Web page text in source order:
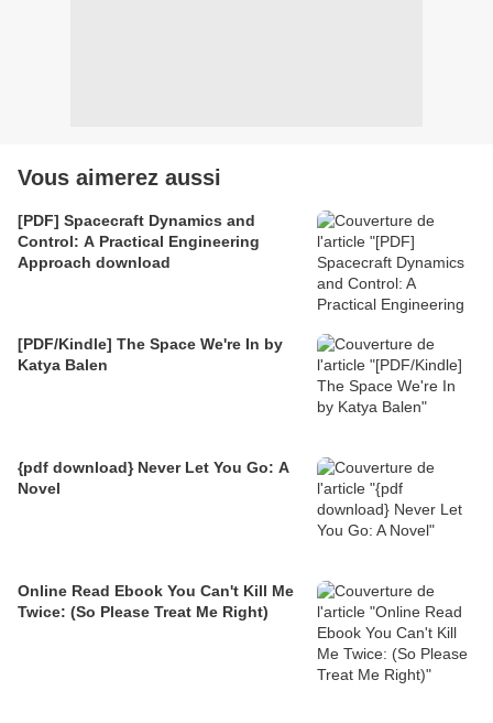
Vous aimerez aussi
[PDF] Spacecraft Dynamics and
Control: A Practical Engineering
Approach download
[PDF/Kindle] The Space We're In by
Katya Balen
{pdf download} Never Let You Go: A
Novel
Online Read Ebook You Can't Kill Me
Twice: (So Please Treat Me Right)